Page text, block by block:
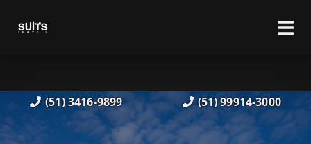
(51) 3416-9899 (51) 99914-3000